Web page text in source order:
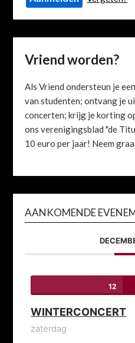
Vriend worden?
Als Vriend ondersteun je
van studenten; ontvang je
concerten; krijg je korting
ons verenigingsblad "de
10 euro per jaar! Neem
AANKOMENDE
12
WINTERCONCERT
zaterdag